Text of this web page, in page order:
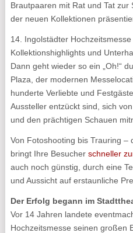
Brautpaaren mit Rat und Tat
der neuen Kollektionen
14. Ingolstädter
Kollektionshighlights und
Dann geht wieder so ein „Oh!“
Plaza, der modernen
hunderte Verliebte und
Aussteller entzückt sind, sich
und den prächtigen Schauen
Von Fotoshooting bis Trauring –
bringt Ihre Besucher schneller
auch noch günstig, durch eine
und Aussicht auf erstaunliche
Der Erfolg begann im
Vor 14 Jahren landete
Hochzeitsmesse seinen großen